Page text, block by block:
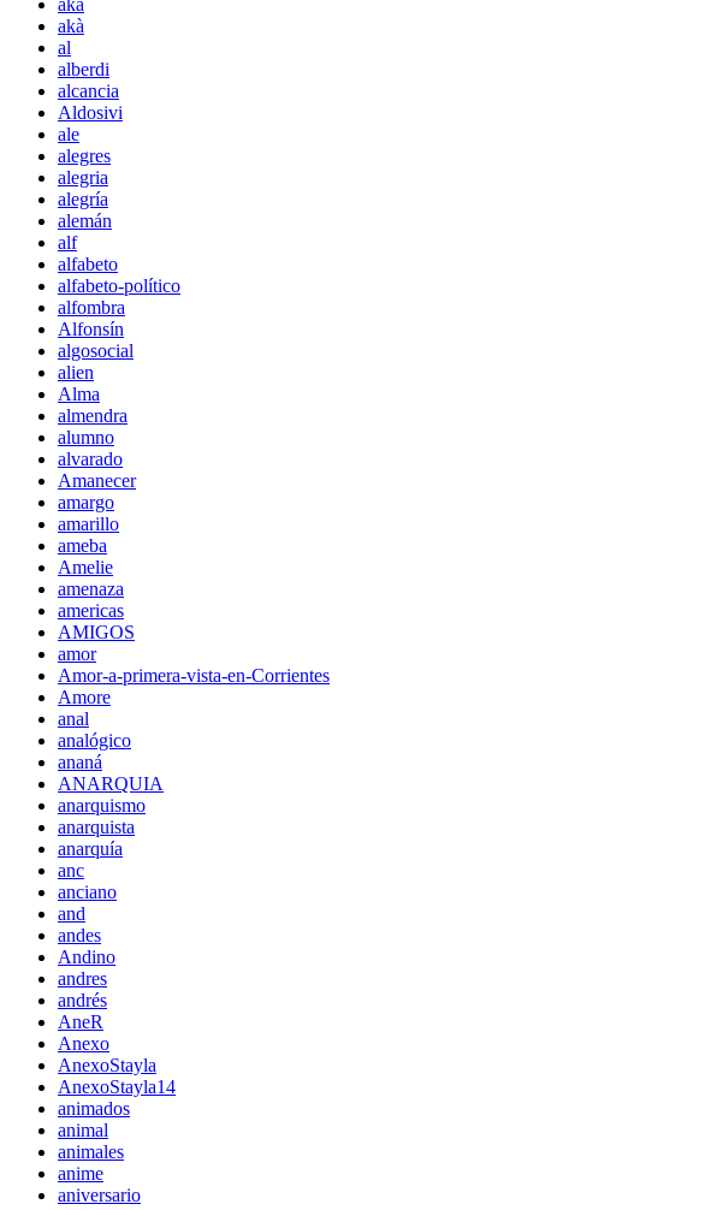
aka
akà
al
alberdi
alcancia
Aldosivi
ale
alegres
alegria
alegría
alemán
alf
alfabeto
alfabeto-político
alfombra
Alfonsín
algosocial
alien
Alma
almendra
alumno
alvarado
Amanecer
amargo
amarillo
ameba
Amelie
amenaza
americas
AMIGOS
amor
Amor-a-primera-vista-en-Corrientes
Amore
anal
analógico
ananá
ANARQUIA
anarquismo
anarquista
anarquía
anc
anciano
and
andes
Andino
andres
andrés
AneR
Anexo
AnexoStayla
AnexoStayla14
animados
animal
animales
anime
aniversario